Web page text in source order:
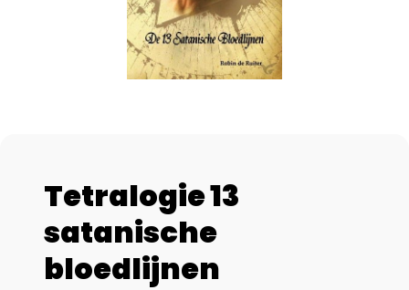
Tetralogie 13
satanische
bloedlijnen